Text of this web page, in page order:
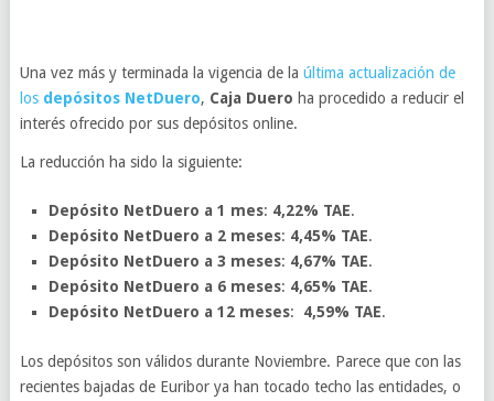
Una vez más y terminada la vigencia de la última actualización de
los depósitos NetDuero, Caja Duero ha procedido a reducir el
interés ofrecido por sus depósitos online.
La reducción ha sido la siguiente:
Depósito NetDuero a 1 mes: 4,22% TAE.
Depósito NetDuero a 2 meses: 4,45% TAE.
Depósito NetDuero a 3 meses: 4,67% TAE.
Depósito NetDuero a 6 meses: 4,65% TAE.
Depósito NetDuero a 12 meses: 4,59% TAE.
Los depósitos son válidos durante Noviembre. Parece que con las
recientes bajadas de Euribor ya han tocado techo las entidades, o